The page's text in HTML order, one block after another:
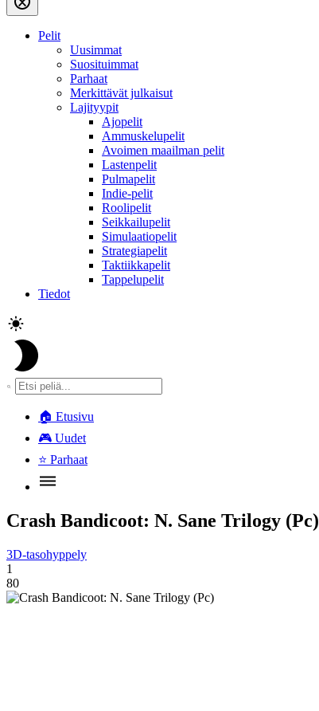
Pelit
Uusimmat
Suosituimmat
Parhaat
Merkittävät julkaisut
Lajityypit
Ajopelit
Ammuskelupelit
Avoimen maailman pelit
Lastenpelit
Pulmapelit
Indie-pelit
Roolipelit
Seikkailupelit
Simulaatiopelit
Strategiapelit
Taktiikkapelit
Tappelupelit
Tiedot
🏠 Etusivu
🎮 Uudet
⭐ Parhaat
Crash Bandicoot: N. Sane Trilogy (Pc)
3D-tasohyppely
1
80